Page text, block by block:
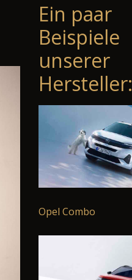
Ein paar
Beispiele
unserer
Hersteller:
Opel Combo